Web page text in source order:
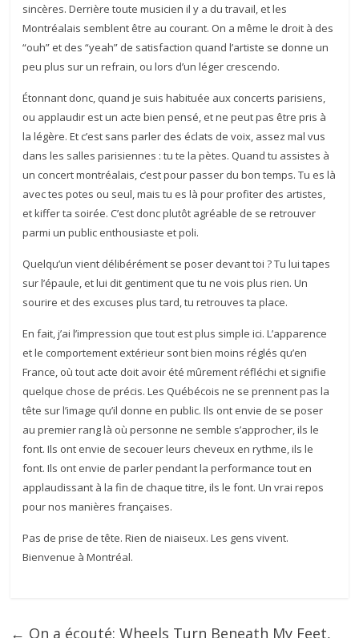
sincères. Derrière toute musicien il y a du travail, et les
Montréalais semblent être au courant. On a même le droit à des
“ouh” et des “yeah” de satisfaction quand l’artiste se donne un
peu plus sur un refrain, ou lors d’un léger crescendo.
Étonnant donc, quand je suis habituée aux concerts parisiens,
ou applaudir est un acte bien pensé, et ne peut pas être pris à
la légère. Et c’est sans parler des éclats de voix, assez mal vus
dans les salles parisiennes : tu te la pètes. Quand tu assistes à
un concert montréalais, c’est pour passer du bon temps. Tu es là
avec tes potes ou seul, mais tu es là pour profiter des artistes,
et kiffer ta soirée. C’est donc plutôt agréable de se retrouver
parmi un public enthousiaste et poli.
Quelqu’un vient délibérément se poser devant toi ? Tu lui tapes
sur l’épaule, et lui dit gentiment que tu ne vois plus rien. Un
sourire et des excuses plus tard, tu retrouves ta place.
En fait, j’ai l’impression que tout est plus simple ici. L’apparence
et le comportement extérieur sont bien moins réglés qu’en
France, où tout acte doit avoir été mûrement réfléchi et signifie
quelque chose de précis. Les Québécois ne se prennent pas la
tête sur l’image qu’il donne en public. Ils ont envie de se poser
au premier rang là où personne ne semble s’approcher, ils le
font. Ils ont envie de secouer leurs cheveux en rythme, ils le
font. Ils ont envie de parler pendant la performance tout en
applaudissant à la fin de chaque titre, ils le font. Un vrai repos
pour nos manières françaises.
Pas de prise de tête. Rien de niaiseux. Les gens vivent.
Bienvenue à Montréal.
← On a écouté: Wheels Turn Beneath My Feet,